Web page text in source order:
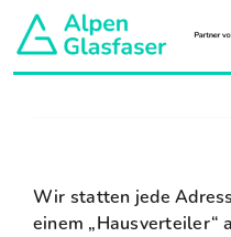
Zum
Inhalt
Unser Netzkonzept
Wir statten jede
einem „Hausverteiler“